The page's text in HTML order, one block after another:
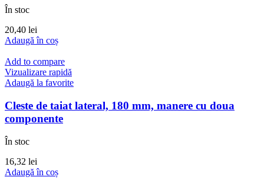
În stoc
20,40 lei
Adaugă în coș
Add to compare
Vizualizare rapidă
Adaugă la favorite
Cleste de taiat lateral, 180 mm, manere cu doua
componente
În stoc
16,32 lei
Adaugă în coș